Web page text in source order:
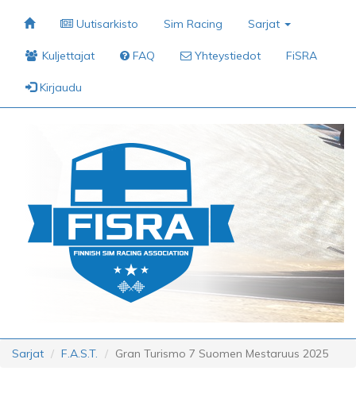
Uutisarkisto Sim Racing Sarjat
Kuljettajat FAQ Yhteystiedot FiSRA
Kirjaudu
Sarjat F.A.S.T. Gran Turismo 7 Suomen Mestaruus 2025